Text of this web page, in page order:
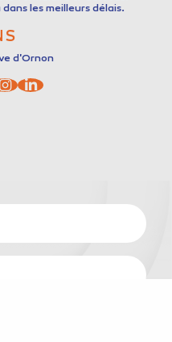
les meilleurs délais.
d'Ornon